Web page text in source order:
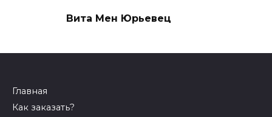
Вита Мен Юрьевец
Главная
Как заказать?